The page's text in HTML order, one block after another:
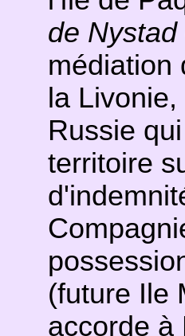
de Nystad
médiation
la
Russie
territoire
(future Ile
accorde à